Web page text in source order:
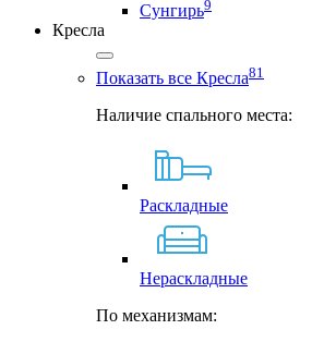
Сунгирь9
Кресла
Показать все Кресла81
Наличие спального места:
Раскладные
Нераскладные
По механизмам: